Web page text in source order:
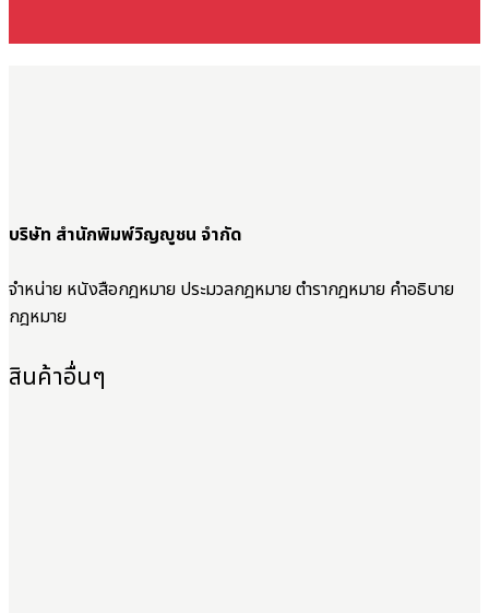
บริษัท สำนักพิมพ์วิญญูชน จำกัด
จำหน่าย หนังสือกฎหมาย ประมวลกฎหมาย ตำรากฎหมาย คำอธิบาย
กฎหมาย
สินค้าอื่นๆ